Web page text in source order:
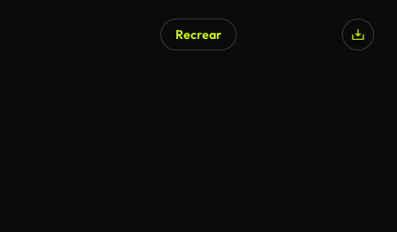
Recrear